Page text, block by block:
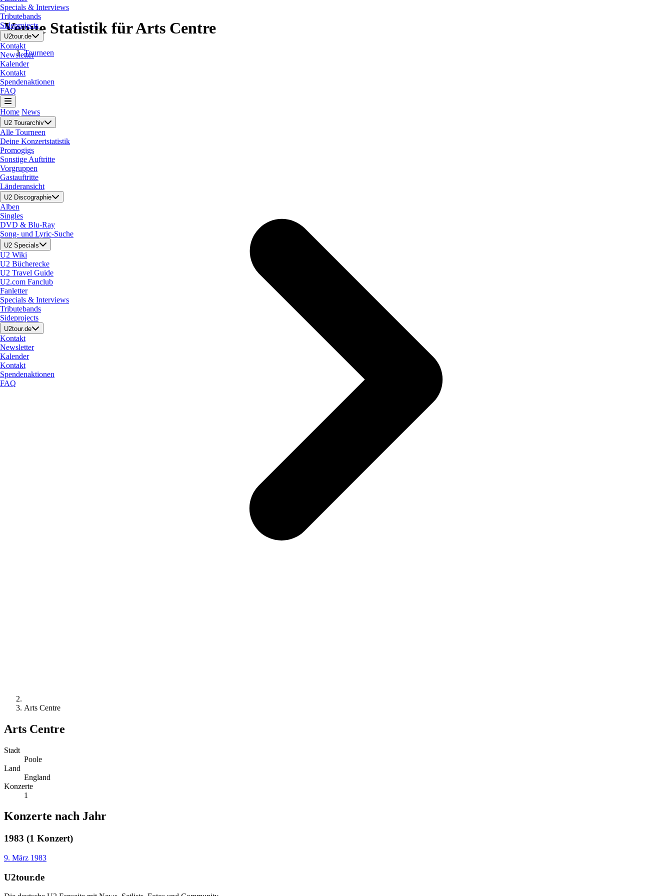
Specials & Interviews
Tributebands
Sideprojects
U2tour.de
Kontakt
Newsletter
Kalender
Kontakt
Spendenaktionen
FAQ
Home News
U2 Tourarchiv
Alle Tourneen
Deine Konzertstatistik
Promogigs
Sonstige Auftritte
Vorgruppen
Gastauftritte
Länderansicht
U2 Discographie
Alben
Singles
DVD & Blu-Ray
Song- und Lyric-Suche
U2 Specials
U2 Wiki
U2 Bücherecke
U2 Travel Guide
U2.com Fanclub
Fanletter
Specials & Interviews
Tributebands
Sideprojects
U2tour.de
Kontakt
Newsletter
Kalender
Kontakt
Spendenaktionen
FAQ
Venue Statistik für Arts Centre
Tourneen
Arts Centre
Arts Centre
Stadt
Poole
Land
England
Konzerte
1
Konzerte nach Jahr
1983 (1 Konzert)
9. März 1983
U2tour.de